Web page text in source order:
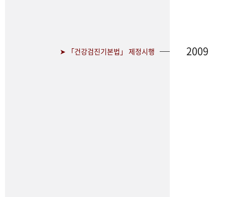
➤ 「건강검진기본법」 제정시행 2009